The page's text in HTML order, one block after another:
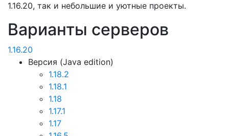
1.16.20, так и небольшие и уютные проекты.
Варианты серверов
1.16.20
Версия (Java edition)
1.18.2
1.18.1
1.18
1.17.1
1.17